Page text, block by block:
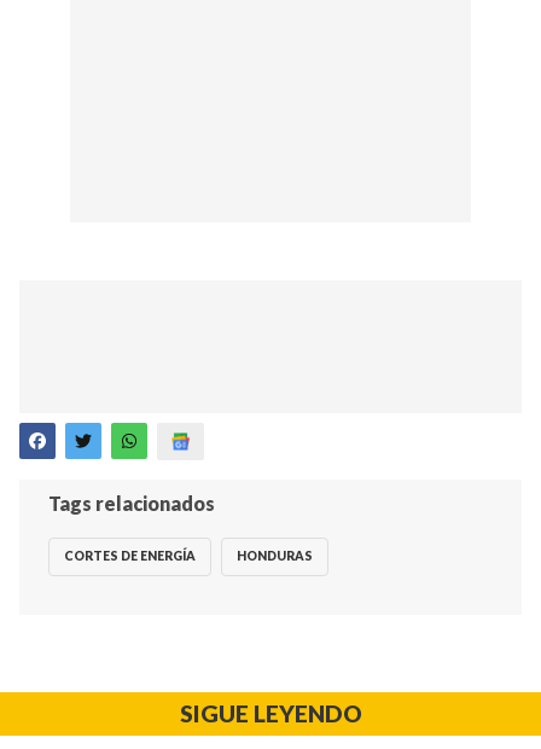
Tags relacionados
CORTES DE ENERGÍA HONDURAS
SIGUE LEYENDO